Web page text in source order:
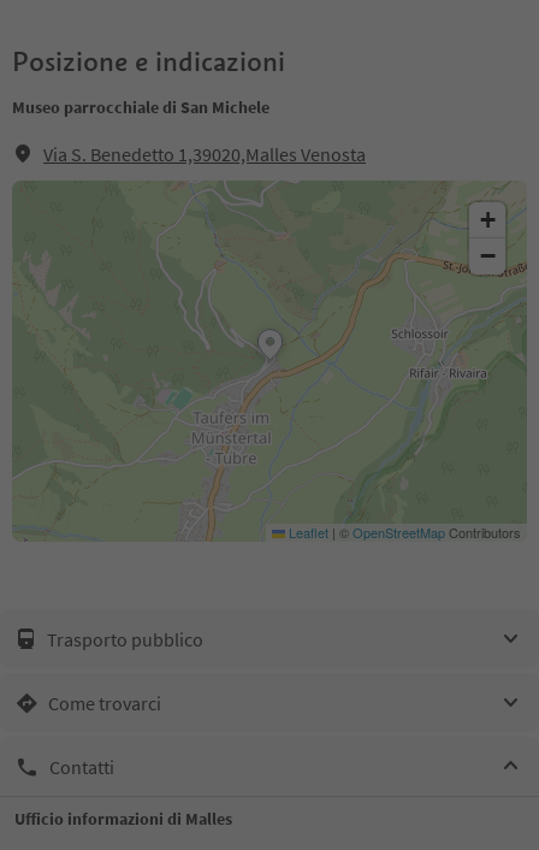
Posizione e indicazioni
Museo parrocchiale di San Michele
Via S. Benedetto 1,39020,Malles Venosta
+
−
Leaflet | ©OpenStreetMapContributors
Trasporto pubblico
Come trovarci
Contatti
Ufficio informazioni di Malles